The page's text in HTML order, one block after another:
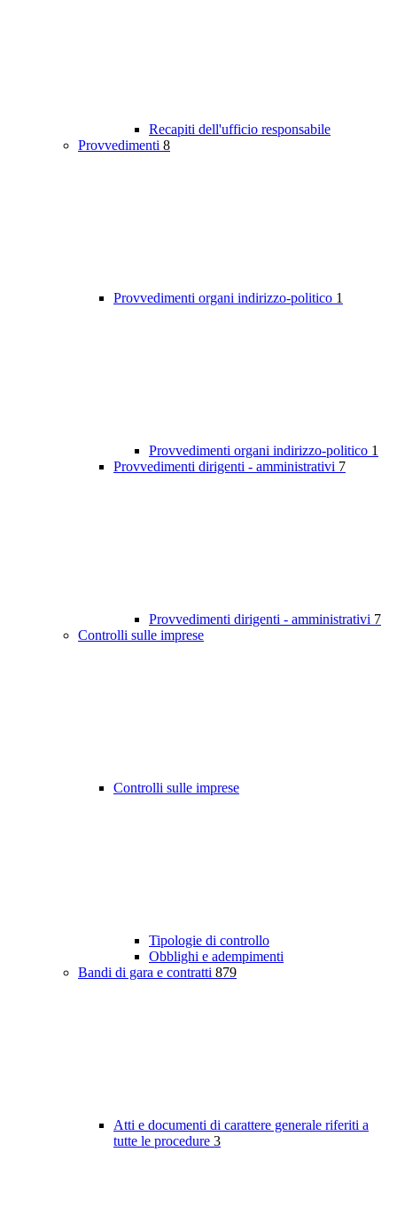
Recapiti dell'ufficio responsabile
Provvedimenti 8
Provvedimenti organi indirizzo-politico 1
Provvedimenti organi indirizzo-politico 1
Provvedimenti dirigenti - amministrativi 7
Provvedimenti dirigenti - amministrativi 7
Controlli sulle imprese
Controlli sulle imprese
Tipologie di controllo
Obblighi e adempimenti
Bandi di gara e contratti 879
Atti e documenti di carattere generale riferiti a
tutte le procedure 3